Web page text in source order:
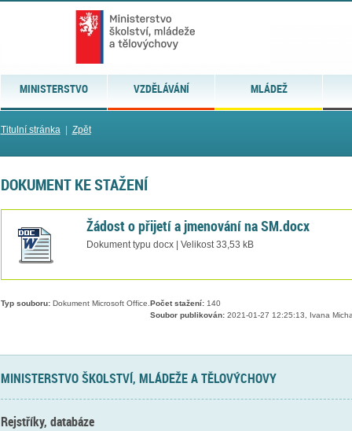
MINISTERSTVO VZDĚLÁVÁNÍ MLÁDEŽ
Titulní stránka| Zpět
DOKUMENT KE STAŽENÍ
Žádost o přijetí a jmenování na SM.docx
Dokument typu docx | Velikost 33,53 kB
Typ souboru:Dokument Microsoft Office. Počet stažení:140
Soubor publikován:2021-01-27 12:25:13, Ivana
MINISTERSTVO ŠKOLSTVÍ, MLÁDEŽE A TĚLOVÝCHOVY
Rejstříky, databáze